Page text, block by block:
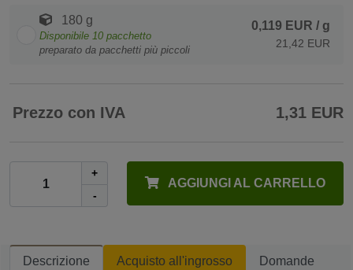
180 g
Disponibile 10 pacchetto
preparato da pacchetti più piccoli
0,119 EUR / g
21,42 EUR
Prezzo con IVA 1,31 EUR
+
-
AGGIUNGI AL CARRELLO
Descrizione Acquisto all'ingrosso Domande